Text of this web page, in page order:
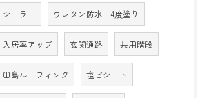
シーラー ウレタン防水 4度塗り
入居率アップ 玄関通路 共用階段
田島ルーフィング 塩ビシート